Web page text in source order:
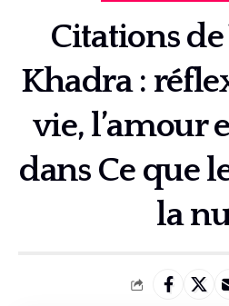
Citations
Khadra :
vie, l’amour
dans Ce que
la